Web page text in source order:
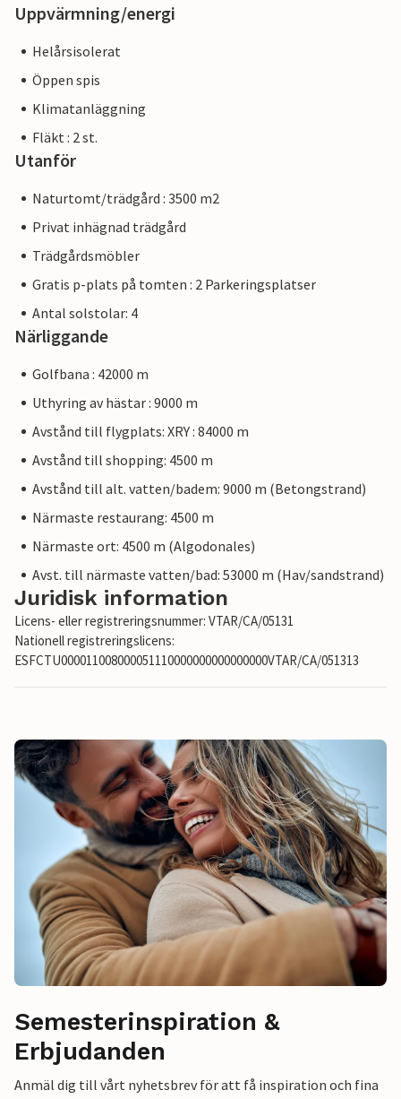
Uppvärmning/energi
Helårsisolerat
Öppen spis
Klimatanläggning
Fläkt : 2 st.
Utanför
Naturtomt/trädgård : 3500 m2
Privat inhägnad trädgård
Trädgårdsmöbler
Gratis p-plats på tomten : 2 Parkeringsplatser
Antal solstolar: 4
Närliggande
Golfbana : 42000 m
Uthyring av hästar : 9000 m
Avstånd till flygplats: XRY : 84000 m
Avstånd till shopping: 4500 m
Avstånd till alt. vatten/badem: 9000 m (Betongstrand)
Närmaste restaurang: 4500 m
Närmaste ort: 4500 m (Algodonales)
Avst. till närmaste vatten/bad: 53000 m (Hav/sandstrand)
Juridisk information
Licens- eller registreringsnummer: VTAR/CA/05131
Nationell registreringslicens:
ESFCTU000011008000051110000000000000000VTAR/CA/051313
Semesterinspiration &
Erbjudanden
Anmäl dig till vårt nyhetsbrev för att få inspiration och fina